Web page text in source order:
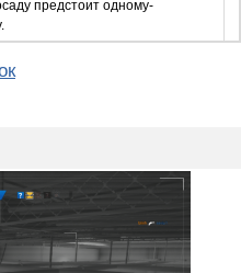
предстоит одному-